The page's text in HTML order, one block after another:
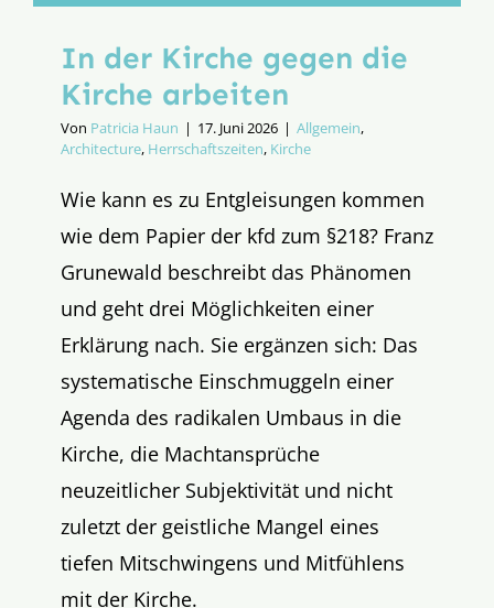
In der Kirche gegen die
Kirche arbeiten
Von Patricia Haun | 17. Juni 2026 | Allgemein,
Architecture, Herrschaftszeiten, Kirche
Wie kann es zu Entgleisungen kommen
wie dem Papier der kfd zum §218? Franz
Grunewald beschreibt das Phänomen
und geht drei Möglichkeiten einer
Erklärung nach. Sie ergänzen sich: Das
systematische Einschmuggeln einer
Agenda des radikalen Umbaus in die
Kirche, die Machtansprüche
neuzeitlicher Subjektivität und nicht
zuletzt der geistliche Mangel eines
tiefen Mitschwingens und Mitfühlens
mit der Kirche.